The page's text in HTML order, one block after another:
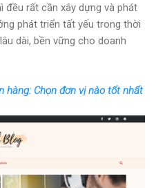
đều rất cần xây dựng và phát
phát triển tất yếu trong thời
dài, bền vững cho doanh
hàng: Chọn đơn vị nào tốt nhất